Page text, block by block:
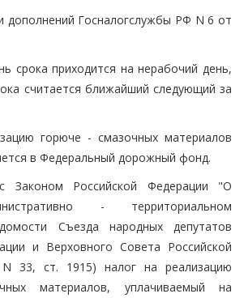
дополнений Госналогслужбы РФ N 6 от
срока приходится на нерабочий день,
считается ближайший следующий за
горюче - смазочных материалов
в Федеральный дорожный фонд.
Законом Российской Федерации "О
- территориальном
Съезда народных депутатов
и Верховного Совета Российской
33, ст. 1915) налог на реализацию
материалов, уплачиваемый на